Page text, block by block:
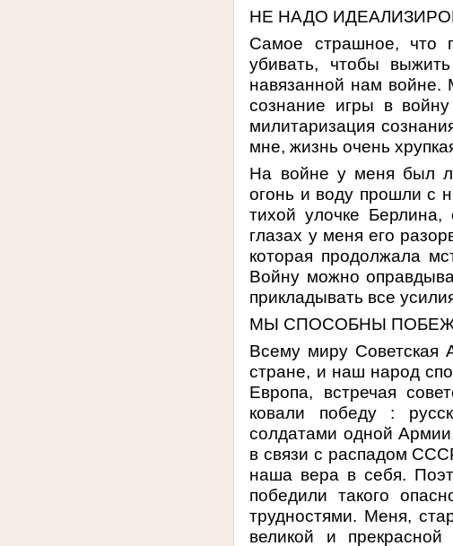
НЕ НАДО
Самое страшное, что
убивать, чтобы
навязанной нам войне.
сознание игры в
милитаризация
мне, жизнь очень
На войне у меня был
огонь и воду прошли с
тихой улочке
глазах у меня его
которая продолжала
Войну можно
прикладывать все
МЫ СПОСОБНЫ
Всему миру
стране, и наш народ
Европа, встречая
ковали победу :
солдатами одной
в связи с распадом
наша вера в себя.
победили такого
трудностями. Меня,
великой и